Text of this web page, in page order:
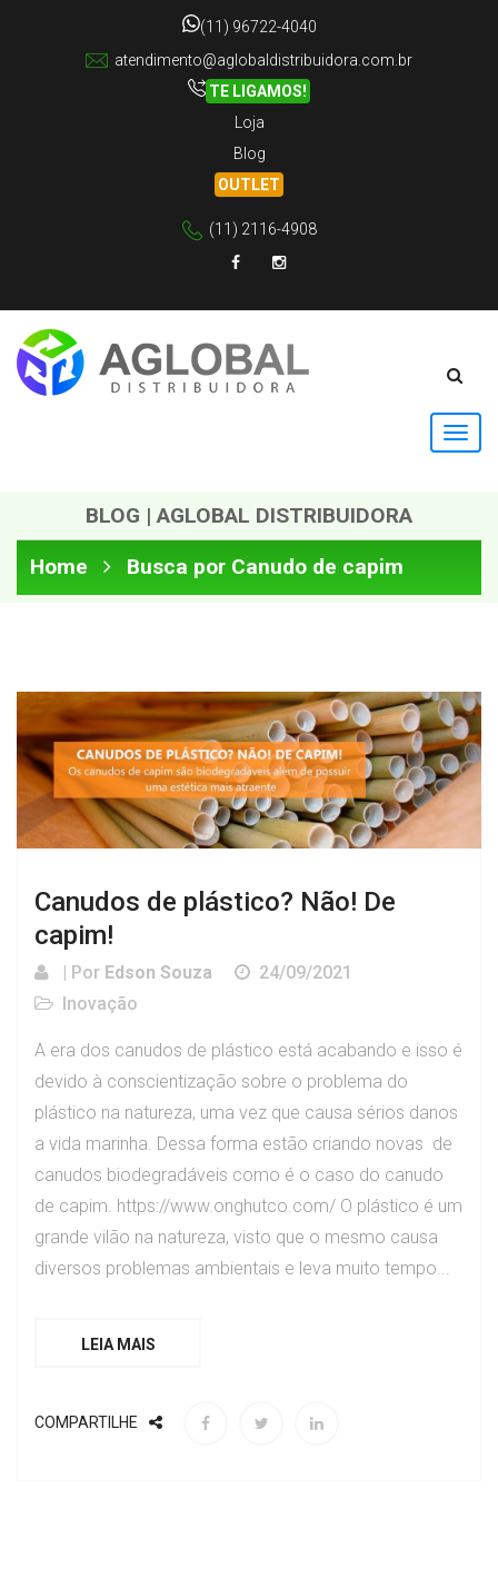
(11) 96722-4040
atendimento@aglobaldistribuidora.com.br
TE LIGAMOS!
Loja
Blog
OUTLET
(11) 2116-4908
BLOG | AGLOBAL DISTRIBUIDORA
Home
Busca por Canudo de capim
Canudos de plástico? Não! De
capim!
| Por Edson Souza
24/09/2021
Inovação
A era dos canudos de plástico está acabando e isso é
devido à conscientização sobre o problema do
plástico na natureza, uma vez que causa sérios danos
a vida marinha. Dessa forma estão criando novas de
canudos biodegradáveis como é o caso do canudo
de capim. https://www.onghutco.com/ O plástico é um
grande vilão na natureza, visto que o mesmo causa
diversos problemas ambientais e leva muito tempo...
LEIA MAIS
COMPARTILHE